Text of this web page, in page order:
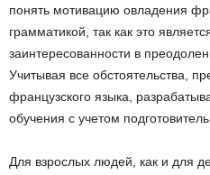
понять мотивацию овладения
грамматикой, так как это
заинтересованности в
Учитывая все обстоятельства,
французского языка,
обучения с учетом
Для взрослых людей, как и для